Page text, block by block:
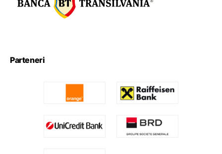
Parteneri